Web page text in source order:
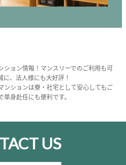
ション情報！マンスリーでのご利用も可
、法人様にも大好評！
ンションは寮・社宅として安心してもご
身赴任にも便利です。
US